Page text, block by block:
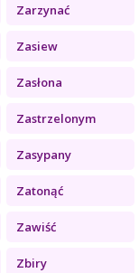
Zarzynać
Zasiew
Zasłona
Zastrzelonym
Zasypany
Zatonąć
Zawiść
Zbiry